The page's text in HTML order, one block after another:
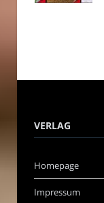
VERLAG
Homepage
Impressum